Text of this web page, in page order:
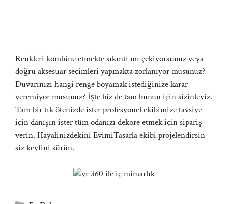
Renkleri kombine etmekte sıkıntı mı çekiyorsunuz veya
doğru aksesuar seçimleri yapmakta zorlanıyor musunuz?
Duvarınızı hangi renge boyamak istediğinize karar
veremiyor musunuz? İşte biz de tam bunun için sizinleyiz.
Tam bir tık ötenizde ister profesyonel ekibimizetavsiye
için danışın ister tüm odanızı dekore etmek için sipariş
verin. Hayalinizdekini EvimiTasarlaekibi projelendirsin
siz keyfini sürün.